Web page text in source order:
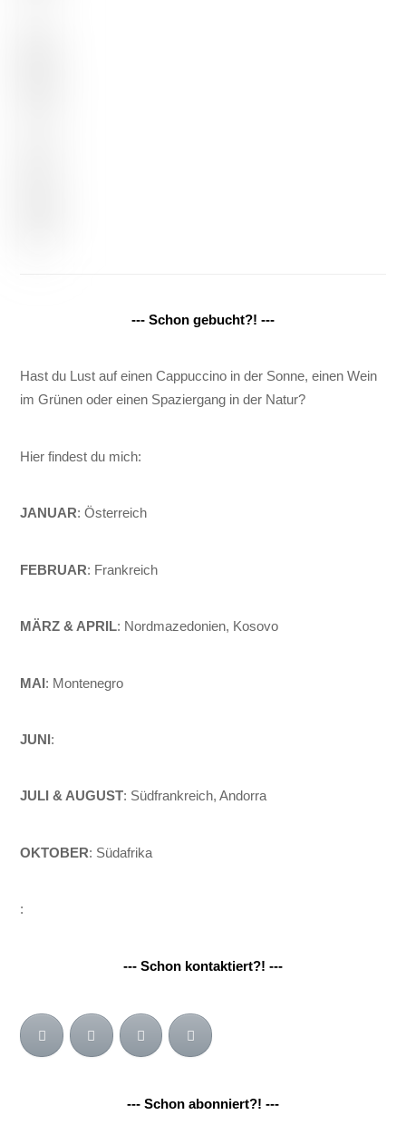
--- Schon gebucht?! ---
Hast du Lust auf einen Cappuccino in der Sonne, einen Wein
im Grünen oder einen Spaziergang in der Natur?
Hier findest du mich:
JANUAR: Österreich
FEBRUAR: Frankreich
MÄRZ & APRIL: Nordmazedonien, Kosovo
MAI: Montenegro
JUNI:
JULI & AUGUST: Südfrankreich, Andorra
OKTOBER: Südafrika
:
--- Schon kontaktiert?! ---
--- Schon abonniert?! ---